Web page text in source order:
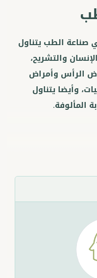
الطب يتناول
والتشريح،
الرأس وأمراض
وأيضا يتناول
المألوفة.